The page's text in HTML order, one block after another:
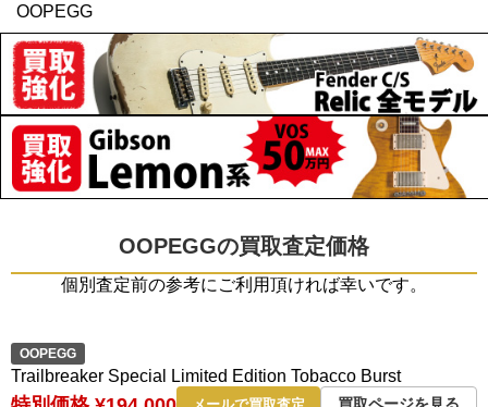
OOPEGG
OOPEGGの買取査定価格
個別査定前の参考にご利用頂ければ幸いです。
OOPEGG
Trailbreaker Special Limited Edition Tobacco Burst